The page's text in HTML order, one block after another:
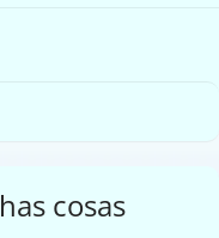
cosas